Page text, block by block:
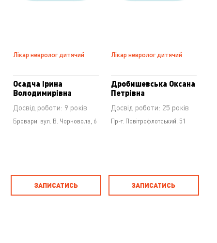
Лікар невролог дитячий
Осадча Ірина
Володимирівна
Досвід роботи: 9 років
Бровари, вул. В. Чорновола, 6
ЗАПИСАТИСЬ
Лікар невролог дитячий
Дробишевська Оксана
Петрівна
Досвід роботи: 25 років
Пр-т. Повітрофлотський, 51
ЗАПИСАТИСЬ